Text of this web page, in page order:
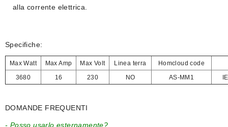
alla corrente elettrica.
Specifiche:
Max Watt Max Amp Max Volt Linea terra
Homcloud code
3680
16 230 NO AS-MM1
DOMANDE FREQUENTI
- Posso usarlo esternamente?